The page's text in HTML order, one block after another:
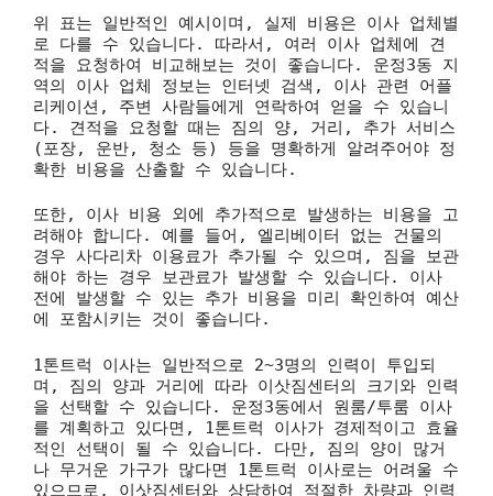
위 표는 일반적인 예시이며, 실제 비용은 이사 업체별
로 다를 수 있습니다. 따라서, 여러 이사 업체에 견
적을 요청하여 비교해보는 것이 좋습니다. 운정3동 지
역의 이사 업체 정보는 인터넷 검색, 이사 관련 어플
리케이션, 주변 사람들에게 연락하여 얻을 수 있습니
다. 견적을 요청할 때는 짐의 양, 거리, 추가 서비스
(포장, 운반, 청소 등) 등을 명확하게 알려주어야 정
확한 비용을 산출할 수 있습니다.
또한, 이사 비용 외에 추가적으로 발생하는 비용을 고
려해야 합니다. 예를 들어, 엘리베이터 없는 건물의
경우 사다리차 이용료가 추가될 수 있으며, 짐을 보관
해야 하는 경우 보관료가 발생할 수 있습니다. 이사
전에 발생할 수 있는 추가 비용을 미리 확인하여 예산
에 포함시키는 것이 좋습니다.
1톤트럭 이사는 일반적으로 2~3명의 인력이 투입되
며, 짐의 양과 거리에 따라 이삿짐센터의 크기와 인력
을 선택할 수 있습니다. 운정3동에서 원룸/투룸 이사
를 계획하고 있다면, 1톤트럭 이사가 경제적이고 효율
적인 선택이 될 수 있습니다. 다만, 짐의 양이 많거
나 무거운 가구가 많다면 1톤트럭 이사로는 어려울 수
있으므로, 이삿짐센터와 상담하여 적절한 차량과 인력